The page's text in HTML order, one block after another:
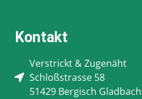
Kontakt
Verstrickt & Zugenäht
Schloßstrasse 58
51429 Bergisch